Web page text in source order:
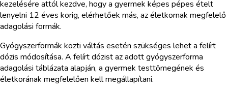
kezelésére attól kezdve, hogy a gyermek képes pépes ételt
lenyelni 12 éves korig, elérhetőek más, az életkornak megfelelő
adagolási formák.
Gyógyszerformák közti váltás esetén szükséges lehet a felírt
dózis módosítása. A felírt dózist az adott gyógyszerforma
adagolási táblázata alapján, a gyermek testtömegének és
életkorának megfelelően kell megállapítani.